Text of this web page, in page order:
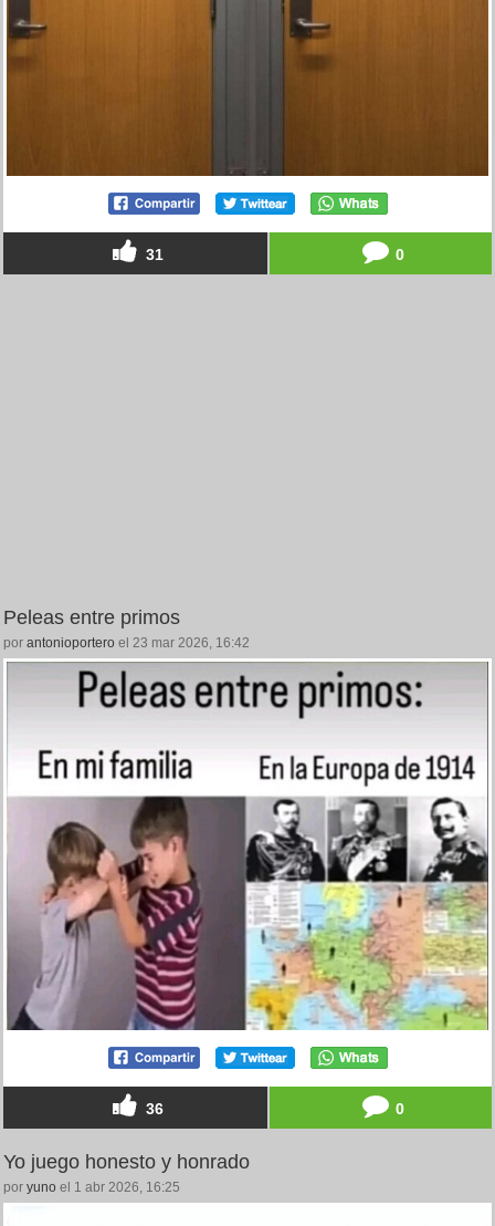
31 0
Peleas entre primos
por antonioportero el 23 mar 2026, 16:42
36 0
Yo juego honesto y honrado
por yuno el 1 abr 2026, 16:25